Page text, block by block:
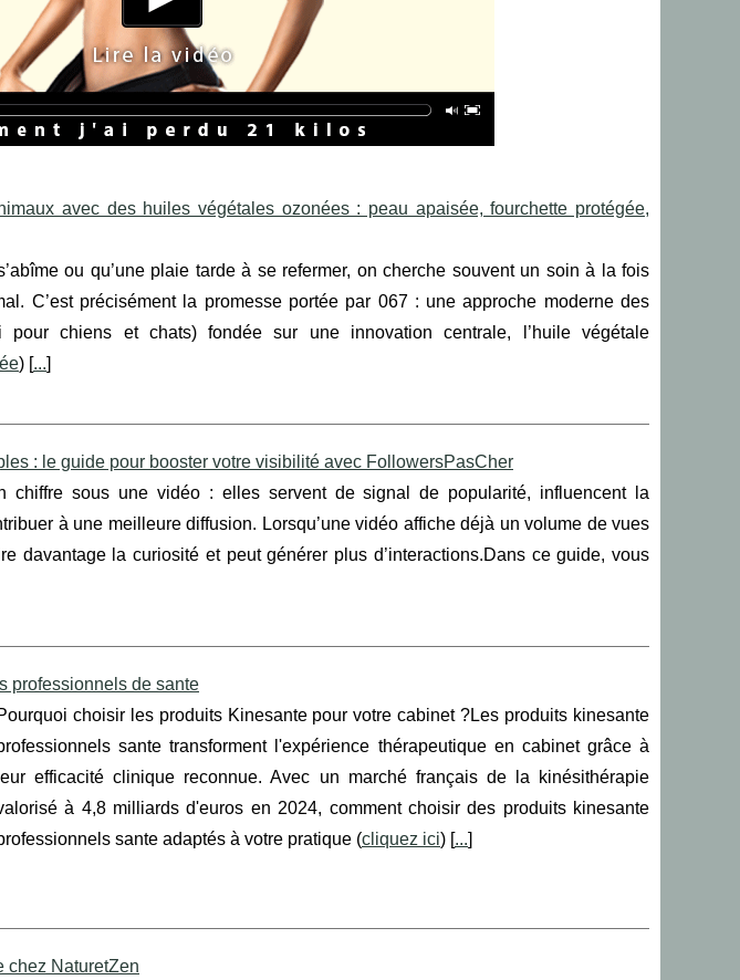
avec des huiles végétales ozonées : peau apaisée, fourchette protégée,
ou qu’une plaie tarde à se refermer, on cherche souvent un soin à la fois
C’est précisément la promesse portée par 067 : une approche moderne des
chiens et chats) fondée sur une innovation centrale, l’huile végétale
) [...]
: le guide pour booster votre visibilité avec FollowersPasCher
chiffre sous une vidéo : elles servent de signal de popularité, influencent la
à une meilleure diffusion. Lorsqu’une vidéo affiche déjà un volume de vues
davantage la curiosité et peut générer plus d’interactions.Dans ce guide, vous
professionnels de sante
choisir les produits Kinesante pour votre cabinet ?Les produits kinesante
sante transforment l'expérience thérapeutique en cabinet grâce à
leur efficacité clinique reconnue. Avec un marché français de la kinésithérapie
à 4,8 milliards d'euros en 2024, comment choisir des produits kinesante
sante adaptés à votre pratique (cliquez ici) [...]
chez NaturetZen